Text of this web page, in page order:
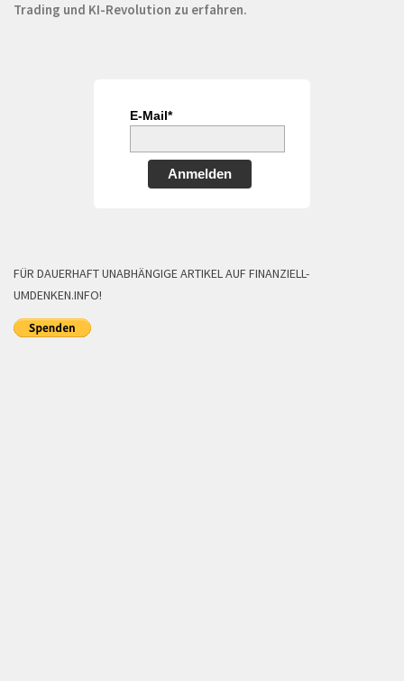
Trading und KI-Revolution zu erfahren.
E-Mail*
Anmelden
FÜR DAUERHAFT UNABHÄNGIGE ARTIKEL AUF FINANZIELL-
UMDENKEN.INFO!